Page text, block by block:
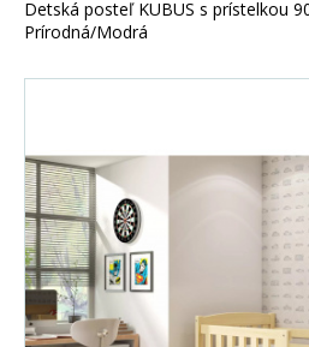
Detská posteľ KUBUS s prístelkou
Prírodná/Modrá